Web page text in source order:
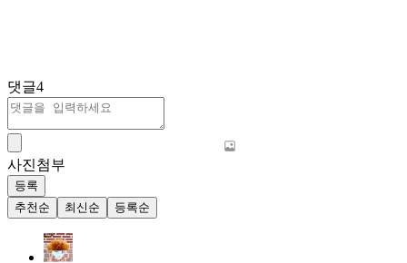
댓글4
사진첨부
등록
추천순
최신순 등록순